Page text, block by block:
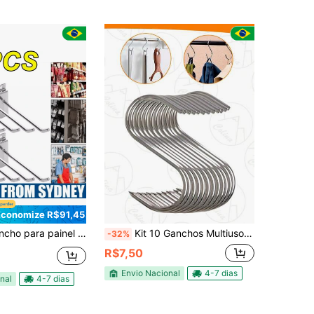
R$91,45
canaletado 15cm expositor para loja
4-7 dias
-32% Kit 10 Ganchos Multiuso Formato S Organizador Cozinha Quarto Banheiro
R$7,50
Envio Nacional 4-7 dias